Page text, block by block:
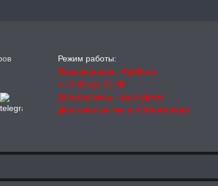
Режим работы:
Понедельник - Суббота
с 12:00 до 21:00
Воскресенье - выходной
Доставка за час в Н.Новгороде